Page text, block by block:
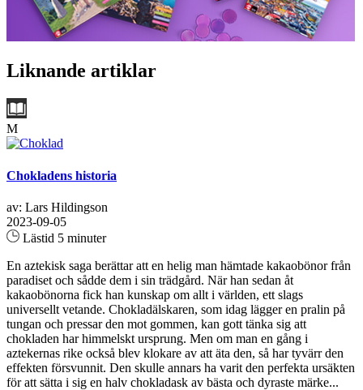
Liknande artiklar
M
Chokladens historia
av: Lars Hildingson
2023-09-05
Lästid 5 minuter
En aztekisk saga berättar att en helig man hämtade kakaobönor från
paradiset och sådde dem i sin trädgård. När han sedan åt
kakaobönorna fick han kunskap om allt i världen, ett slags
universellt vetande. Chokladälskaren, som idag lägger en pralin på
tungan och pressar den mot gommen, kan gott tänka sig att
chokladen har himmelskt ursprung. Men om man en gång i
aztekernas rike också blev klokare av att äta den, så har tyvärr den
effekten försvunnit. Den skulle annars ha varit den perfekta ursäkten
för att sätta i sig en halv chokladask av bästa och dyraste märke...